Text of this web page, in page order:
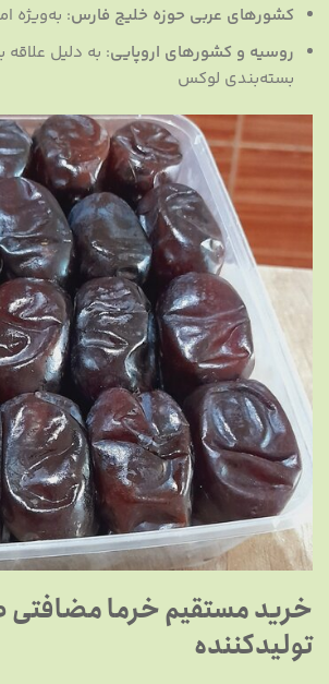
کشورهای عربی حوزه خلیج فارس: به‌ویژه
روسیه و کشورهای اروپایی: به دلیل علاقه
بسته‌بندی لوکس
خرید مستقیم خرما مضافتی
تولیدکننده